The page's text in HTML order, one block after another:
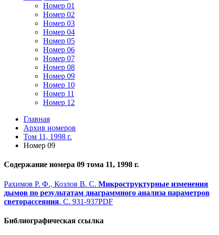
Номер 01
Номер 02
Номер 03
Номер 04
Номер 05
Номер 06
Номер 07
Номер 08
Номер 09
Номер 10
Номер 11
Номер 12
Главная
Архив номеров
Том 11, 1998 г.
Номер 09
Содержание номера 09 тома 11, 1998 г.
Рахимов Р. Ф., Козлов В. С. Микроструктурные изменения
дымов по результатам диаграммного анализа параметров
светорассеяния. С. 931-937PDF
Библиографическая ссылка